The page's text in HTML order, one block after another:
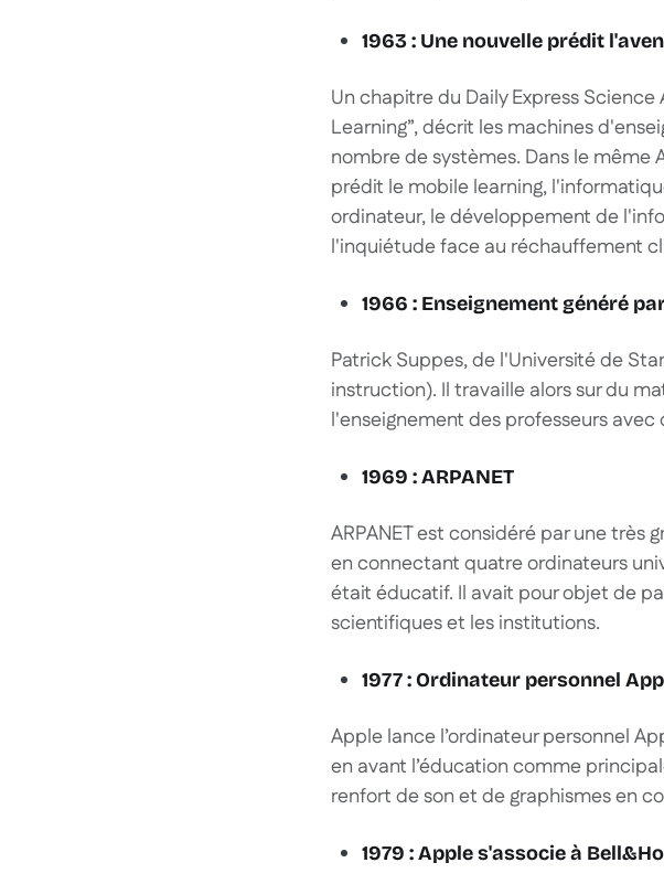
1963 : Une nouvelle prédit
Un chapitre du Daily Express
Learning”, décrit les machines
nombre de systèmes. Dans le même
prédit le mobile learning,
ordinateur, le développement de
l'inquiétude face au réchauffement
1966 : Enseignement généré
Patrick Suppes, de l'Université de
instruction). Il travaille alors sur du
l'enseignement des professeurs
1969 : ARPANET
ARPANET est considéré par une très
en connectant quatre ordinateurs
était éducatif. Il avait pour objet de
scientifiques et les institutions.
1977 : Ordinateur personnel
Apple lance l’ordinateur personnel
en avant l’éducation comme
renfort de son et de graphismes en
1979 : Apple s'associe à